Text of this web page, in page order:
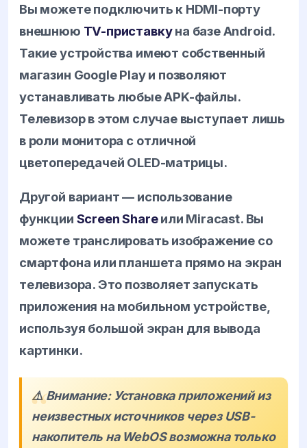
Вы можете подключить к HDMI-порту
внешнюю TV-приставкуна базе Android.
Такие устройства имеют собственный
магазин Google Play и позволяют
устанавливать любые APK-файлы.
Телевизор в этом случае выступает лишь
в роли монитора с отличной
цветопередачей OLED-матрицы.
Другой вариант — использование
функции Screen Shareили Miracast. Вы
можете транслировать изображение со
смартфона или планшета прямо на экран
телевизора. Это позволяет запускать
приложения на мобильном устройстве,
используя большой экран для вывода
картинки.
⚠️ Внимание: Установка приложений из
неизвестных источников через USB-
накопитель на WebOS возможна только